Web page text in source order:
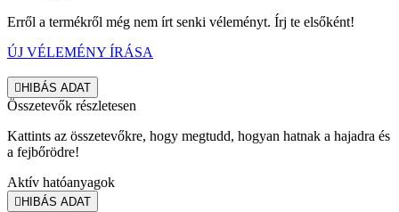
Erről a termékről még nem írt senki véleményt. Írj te elsőként!
ÚJ VÉLEMÉNY ÍRÁSA
HIBÁS ADAT
Összetevők részletesen
Kattints az összetevőkre, hogy megtudd, hogyan hatnak a hajadra és
a fejbőrödre!
Aktív hatóanyagok
HIBÁS ADAT